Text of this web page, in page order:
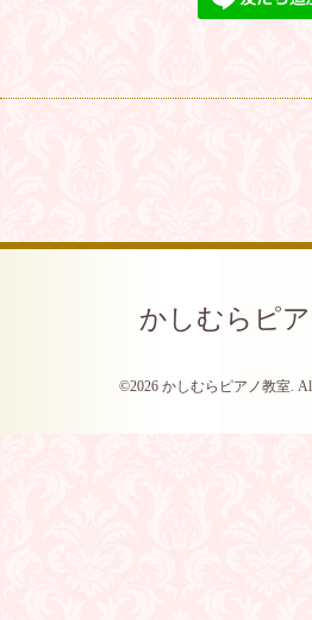
かしむらピ
©2026 かしむらピアノ教室.